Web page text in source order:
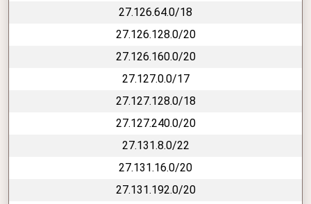
27.126.64.0/18
27.126.128.0/20
27.126.160.0/20
27.127.0.0/17
27.127.128.0/18
27.127.240.0/20
27.131.8.0/22
27.131.16.0/20
27.131.192.0/20